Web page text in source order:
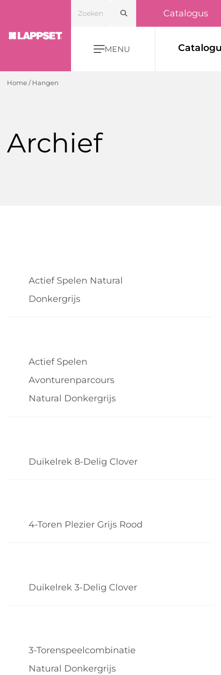
Catalogus
MENU
Home / Hangen
Archief
Actief Spelen Natural
Donkergrijs
Actief Spelen
Avonturenparcours
Natural Donkergrijs
Duikelrek 8-Delig Clover
4-Toren Plezier Grijs Rood
Duikelrek 3-Delig Clover
3-Torenspeelcombinatie
Natural Donkergrijs